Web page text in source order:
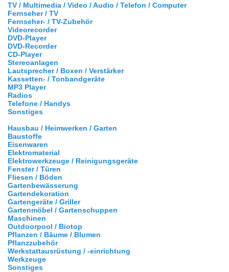
TV / Multimedia / Video / Audio / Telefon / Computer
Fernseher / TV
Fernseher- / TV-Zubehör
Videorecorder
DVD-Player
DVD-Recorder
CD-Player
Stereoanlagen
Lautsprecher / Boxen / Verstärker
Kassetten- / Tonbandgeräte
MP3 Player
Radios
Telefone / Handys
Sonstiges
Hausbau / Heimwerken / Garten
Baustoffe
Eisenwaren
Elektromaterial
Elektrowerkzeuge / Reinigungsgeräte
Fenster / Türen
Fliesen / Böden
Gartenbewässerung
Gartendekoration
Gartengeräte / Griller
Gartenmöbel / Gartenschuppen
Maschinen
Outdoorpool / Biotop
Pflanzen / Bäume / Blumen
Pflanzzubehör
Werkstattausrüstung / -einrichtung
Werkzeuge
Sonstiges